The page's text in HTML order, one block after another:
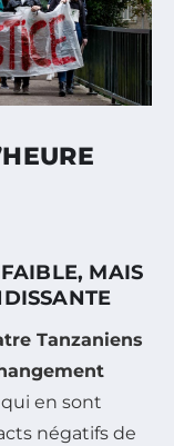
MAIS
Tanzaniens
en sont
négatifs de